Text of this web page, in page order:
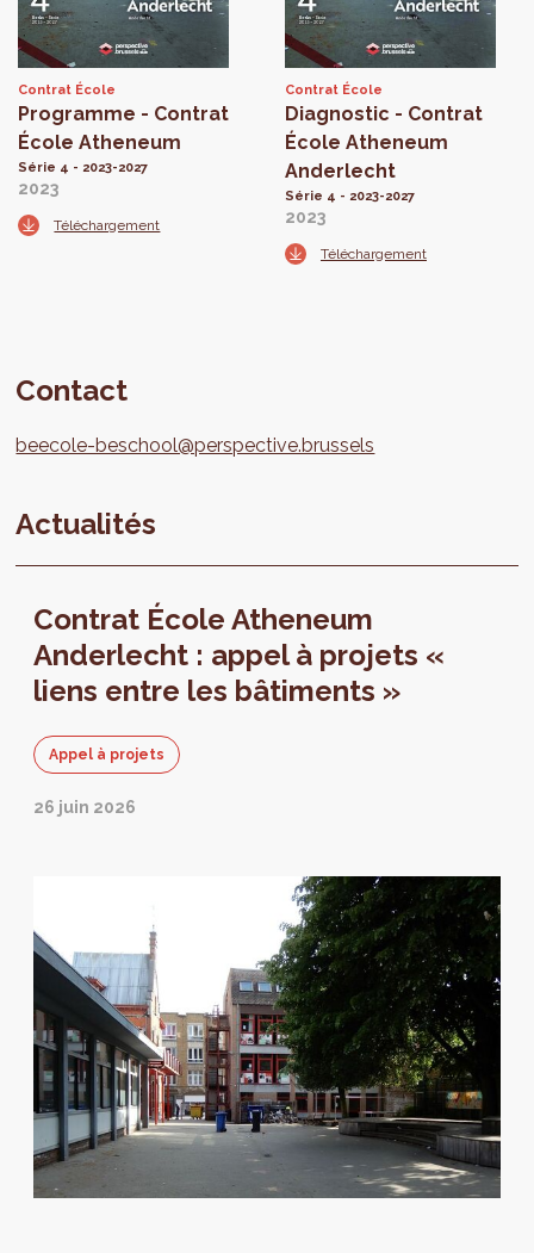
Contrat École
Programme - Contrat
École Atheneum
Série 4 - 2023-2027
2023
Téléchargement
Contrat École
Diagnostic - Contrat
École Atheneum
Anderlecht
Série 4 - 2023-2027
2023
Téléchargement
Contact
beecole-beschool@perspective.brussels
Actualités
Contrat École Atheneum
Anderlecht : appel à projets «
liens entre les bâtiments »
Appel à projets
26 juin 2026